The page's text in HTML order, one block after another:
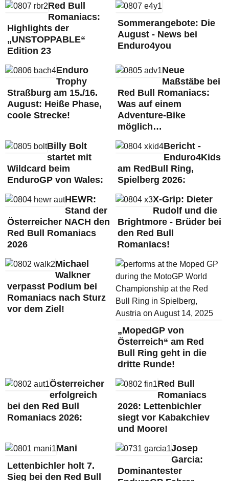
Red Bull
Romaniacs:
Highlights der
„UNSTOPPABLE“
Edition 23
Sommerangebote: Die
August - News bei
Enduro4you
Enduro
Trophy
Straßburg am 15./16.
August: Heiße Phase,
coole Strecke!
Neue
Maßstäbe bei
Red Bull Romaniacs:
Was auf einem
Adventure-Bike
möglich…
Billy Bolt
startet mit
Wildcard beim
EnduroGP von Wales:
Bericht -
Enduro4Kids
am RedBull Ring,
Spielberg 2026:
HEWR:
Stand der
Österreicher NACH den
Red Bull Romaniacs
2026
X-Grip: Dieter
Rudolf und die
Brightmore - Brüder bei
den Red Bull
Romaniacs!
Michael
Walkner
verpasst Podium bei
Romaniacs nach Sturz
vor dem Ziel!
„MopedGP von
Österreich“ am Red
Bull Ring geht in die
dritte Runde!
Österreicher
erfolgreich
bei den Red Bull
Romaniacs 2026:
Red Bull
Romaniacs
2026: Lettenbichler
siegt vor Kabakchiev
und Moore!
Mani
Lettenbichler holt 7.
Sieg bei den Red Bull
Josep
Garcia:
Dominantester